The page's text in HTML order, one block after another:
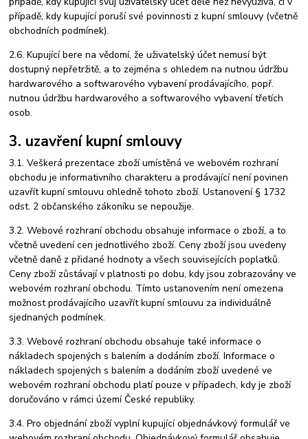
případě, kdy kupující poruší své povinnosti z kupní smlouvy (včetně
obchodních podmínek).
2.6. Kupující bere na vědomí, že uživatelský účet nemusí být
dostupný nepřetržitě, a to zejména s ohledem na nutnou údržbu
hardwarového a softwarového vybavení prodávajícího, popř.
nutnou údržbu hardwarového a softwarového vybavení třetích
osob.
3. uzavření kupní smlouvy
3.1. Veškerá prezentace zboží umístěná ve webovém rozhraní
obchodu je informativního charakteru a prodávající není povinen
uzavřít kupní smlouvu ohledně tohoto zboží. Ustanovení § 1732
odst. 2 občanského zákoníku se nepoužije.
3.2. Webové rozhraní obchodu obsahuje informace o zboží, a to
včetně uvedení cen jednotlivého zboží. Ceny zboží jsou uvedeny
včetně daně z přidané hodnoty a všech souvisejících poplatků.
Ceny zboží zůstávají v platnosti po dobu, kdy jsou zobrazovány ve
webovém rozhraní obchodu. Tímto ustanovením není omezena
možnost prodávajícího uzavřít kupní smlouvu za individuálně
sjednaných podmínek.
3.3. Webové rozhraní obchodu obsahuje také informace o
nákladech spojených s balením a dodáním zboží. Informace o
nákladech spojených s balením a dodáním zboží uvedené ve
webovém rozhraní obchodu platí pouze v případech, kdy je zboží
doručováno v rámci území České republiky.
3.4. Pro objednání zboží vyplní kupující objednávkový formulář ve